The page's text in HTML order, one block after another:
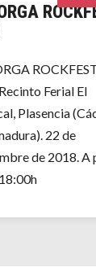
Ferial El
Plasencia
22 de
de 2018. A